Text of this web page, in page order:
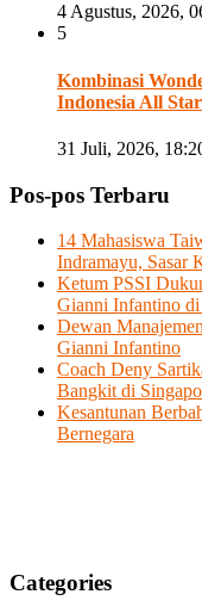
4 Agustus, 2026,
5
Kombinasi
Indonesia All
31 Juli, 2026,
Pos-pos Terbaru
14 Mahasiswa
Indramayu, Sasar
Ketum PSSI
Gianni Infantino
Dewan
Gianni Infantino
Coach Deny
Bangkit di
Kesantunan
Bernegara
Categories